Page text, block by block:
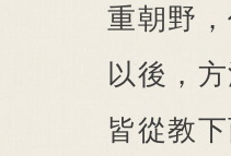
重朝野
以後，
皆從教